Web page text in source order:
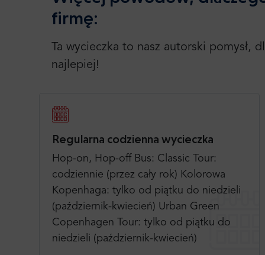
firmę:
Ta wycieczka to nasz autorski pomysł,
najlepiej!
Regularna codzienna wycieczka
Hop-on, Hop-off Bus: Classic Tour:
codziennie (przez cały rok) Kolorowa
Kopenhaga: tylko od piątku do niedzieli
(październik-kwiecień) Urban Green
Copenhagen Tour: tylko od piątku do
niedzieli (październik-kwiecień)